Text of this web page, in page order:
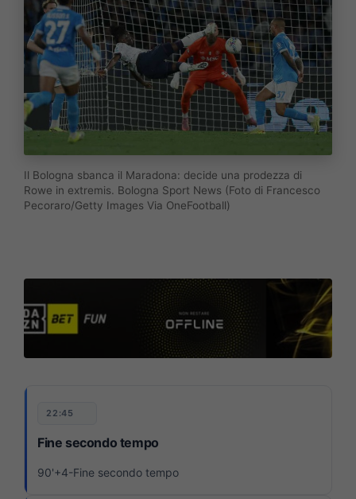
Il Bologna sbanca il Maradona: decide una prodezza di
Rowe in extremis. Bologna Sport News (Foto di Francesco
Pecoraro/Getty Images Via OneFootball)
22:45
Fine secondo tempo
90'+4-Fine secondo tempo